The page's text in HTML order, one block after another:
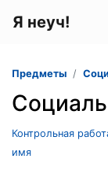
Я неуч!
Предметы
Контрольная
имя